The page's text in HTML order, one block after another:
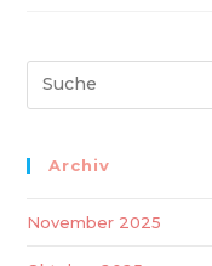
NRW“
Search
this
Archiv
November 2025